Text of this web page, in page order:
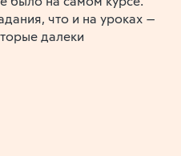
что и на уроках —
далеки